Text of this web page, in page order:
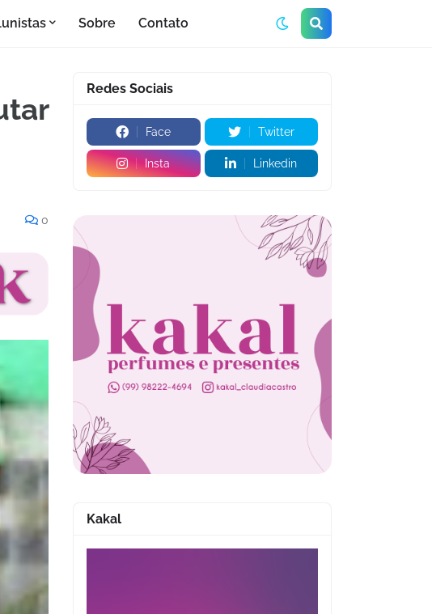
Sobre Contato
0
Redes Sociais
Face Twitter
Insta Linkedin
Kakal